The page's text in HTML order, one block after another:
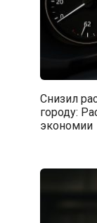
Снизил
городу:
экономии